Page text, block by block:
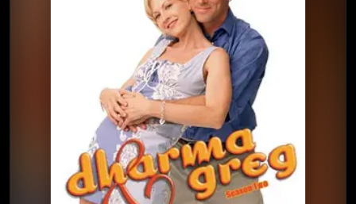
⭐️ 评分：6.4 | 🎬 1997年
✅ 已完结
夸克网盘
百度网盘